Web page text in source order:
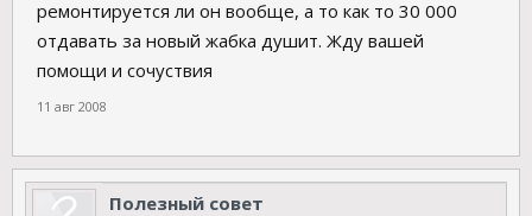
ремонтируется ли он вообще, а то как то 30 000
отдавать за новый жабка душит. Жду вашей
помощи и сочуствия
11 авг 2008
Полезный совет